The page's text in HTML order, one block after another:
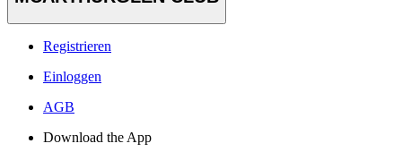
Registrieren
Einloggen
AGB
Download the App